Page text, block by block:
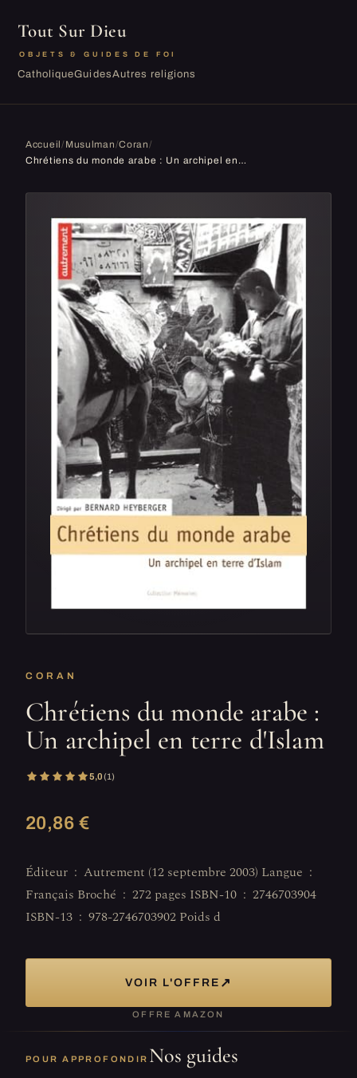
Tout Sur Dieu
OBJETS & GUIDES DE FOI
CatholiqueGuidesAutres religions
Accueil/ Musulman/Coran/
Chrétiens du monde arabe : Un archipel en terre d'Islam
CORAN
Chrétiens du monde arabe :
Un archipel en terre d'Islam
5,0(1)
20,86 €
Éditeur ‏ : ‎ Autrement (12 septembre 2003) Langue ‏ : ‎
Français Broché ‏ : ‎ 272 pages ISBN-10 ‏ : ‎ 2746703904
ISBN-13 ‏ : ‎ 978-2746703902 Poids d
VOIR L'OFFRE ↗
OFFRE AMAZON
POUR APPROFONDIR Nos guides